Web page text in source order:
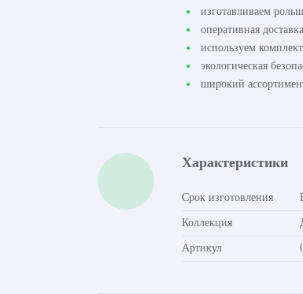
изготавливаем
оперативная доставка
используем
экологическая
широкий
Характеристики
Срок изготовления
Коллекция
Артикул